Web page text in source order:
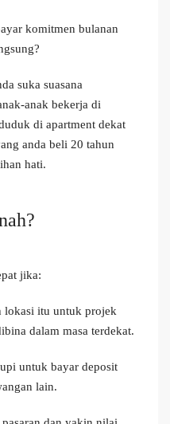
komitmen bulanan
suka suasana
anak bekerja di
di apartment dekat
anda beli 20 tahun
hati.
jika:
lokasi itu untuk projek
dalam masa terdekat.
untuk bayar deposit
lain.